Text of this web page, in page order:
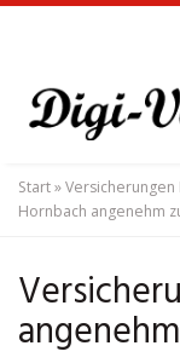
main
content
Start»
Hornbach angenehm